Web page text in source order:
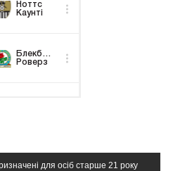
для осіб старше 21 року